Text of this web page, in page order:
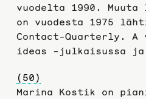
vuodelta 1990.
on vuodesta 1975
Contact-Quarterly. A
ideas -julkaisussa ja
(50)
Marina Kostik on